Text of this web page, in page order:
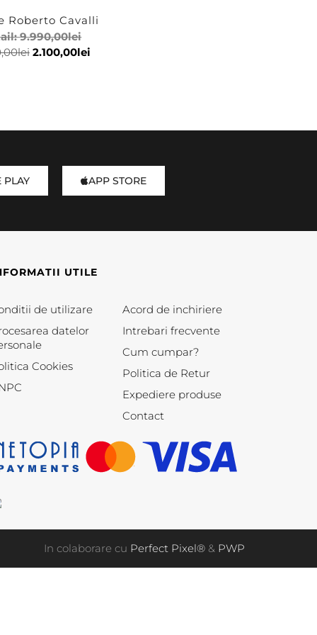
Roberto Cavalli
9.990,00lei
lei 2.100,00lei
PLAY APP STORE
UTILE
de utilizare
datelor
Cookies
Acord de inchiriere
Intrebari frecvente
Cum cumpar?
Politica de Retur
Expediere produse
Contact
In colaborare cu Perfect Pixel® & PWP